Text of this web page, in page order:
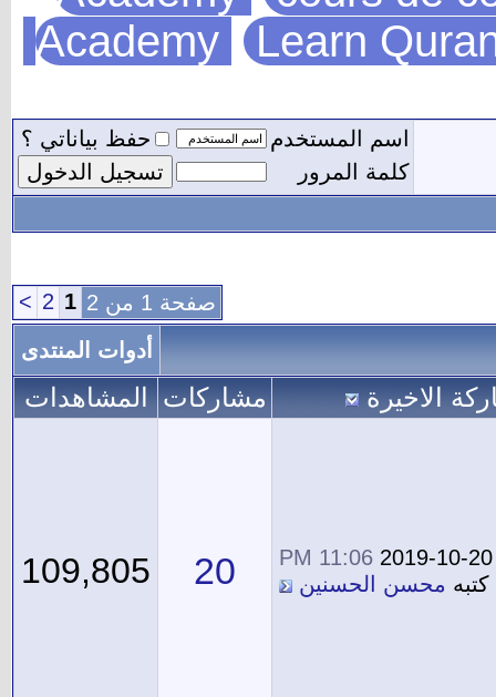
Academy Learn
اسم المستخدم
حفظ بياناتي ؟
كلمة المرور
صفحة 1 من 2 1
2
>
أدوات المنتدى
الاخيرة مشاركات المشاهدات
2019-10-20
11:06 PM
كتبه محسن الحسنين 20
109,805